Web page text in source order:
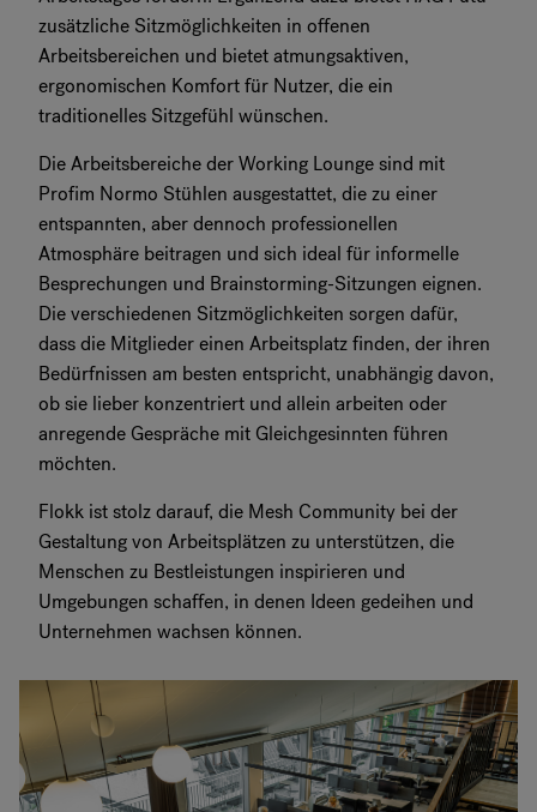
zusätzliche Sitzmöglichkeiten in offenen
Arbeitsbereichen und bietet atmungsaktiven,
ergonomischen Komfort für Nutzer, die ein
traditionelles Sitzgefühl wünschen.
Die Arbeitsbereiche der Working Lounge sind mit
Profim Normo Stühlen ausgestattet, die zu einer
entspannten, aber dennoch professionellen
Atmosphäre beitragen und sich ideal für informelle
Besprechungen und Brainstorming-Sitzungen eignen.
Die verschiedenen Sitzmöglichkeiten sorgen dafür,
dass die Mitglieder einen Arbeitsplatz finden, der ihren
Bedürfnissen am besten entspricht, unabhängig davon,
ob sie lieber konzentriert und allein arbeiten oder
anregende Gespräche mit Gleichgesinnten führen
möchten.
Flokk ist stolz darauf, die Mesh Community bei der
Gestaltung von Arbeitsplätzen zu unterstützen, die
Menschen zu Bestleistungen inspirieren und
Umgebungen schaffen, in denen Ideen gedeihen und
Unternehmen wachsen können.